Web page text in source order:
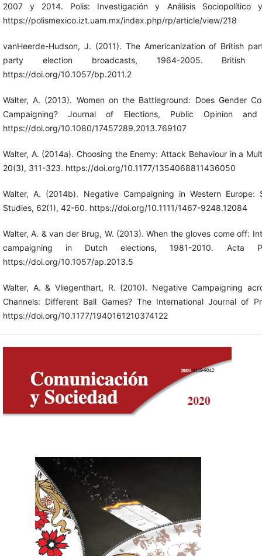
2007 y 2014. Polis: Investigación y Análisis Sociopolítico
https://polismexico.izt.uam.mx/index.php/rp/article/view/218
vanHeerde-Hudson, J. (2011). The Americanization of British
party election broadcasts, 1964-2005. British
https://doi.org/10.1057/bp.2011.2
Walter, A. (2013). Women on the Battleground: Does Gender
Campaigning? Journal of Elections, Public Opinion
https://doi.org/10.1080/17457289.2013.769107
Walter, A. (2014a). Choosing the Enemy: Attack Behaviour in a
20(3), 311-323. https://doi.org/10.1177/1354068811436050
Walter, A. (2014b). Negative Campaigning in Western Europe:
Studies, 62(1), 42-60. https://doi.org/10.1111/1467-9248.12084
Walter, A. & van der Brug, W. (2013). When the gloves come off:
campaigning in Dutch elections, 1981-2010. Acta
https://doi.org/10.1057/ap.2013.5
Walter, A. & Vliegenthart, R. (2010). Negative Campaigning
Channels: Different Ball Games? The International Journal of
https://doi.org/10.1177/1940161210374122